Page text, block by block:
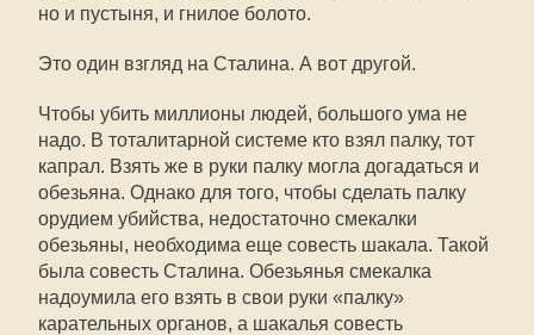
но и пустыня, и гнилое болото.
Это один взгляд на Сталина. А вот другой.
Чтобы убить миллионы людей, большого ума не
надо. В тоталитарной системе кто взял палку, тот
капрал. Взять же в руки палку могла догадаться и
обезьяна. Однако для того, чтобы сделать палку
орудием убийства, недостаточно смекалки
обезьяны, необходима еще совесть шакала. Такой
была совесть Сталина. Обезьянья смекалка
надоумила его взять в свои руки «палку»
карательных органов, а шакалья совесть